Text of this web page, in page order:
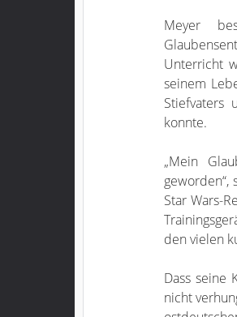
Meyer
Unterricht
seinem
Stiefvaters
konnte.
„Mein
Star Wars-
den vielen
Dass seine
nicht